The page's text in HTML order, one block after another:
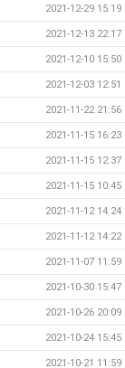
2021-12-29 15:19
2021-12-13 22:17
2021-12-10 15:50
2021-12-03 12:51
2021-11-22 21:56
2021-11-15 16:23
2021-11-15 12:37
2021-11-15 10:45
2021-11-12 14:24
2021-11-12 14:22
2021-11-07 11:59
2021-10-30 15:47
2021-10-26 20:09
2021-10-24 15:45
2021-10-21 11:59